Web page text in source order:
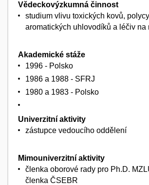
Vědeckovýzkumná činnost
studium vlivu toxických kovů,
aromatických uhlovodíků a léčiv na
Akademické stáže
1996 - Polsko
1986 a 1988 - SFRJ
1980 a 1983 - Polsko
Univerzitní aktivity
zástupce vedoucího oddělení
Mimouniverzitní aktivity
členka oborové rady pro Ph.D.
členka ČSEBR